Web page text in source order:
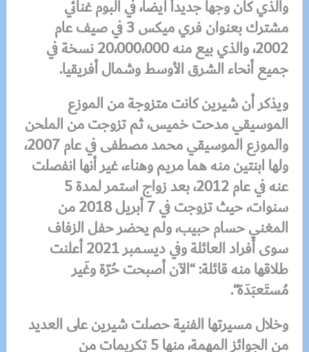
والذي كان وجها جديداً أيضا، في ألبوم غنائي
مشترك بعنوان فري ميكس 3 في صيف عام
2002، والذي بيع منه 20،000،000 نسخة في
جميع أنحاء الشرق الأوسط وشمال أفريقيا.
ويذكر أن شيرين كانت متزوجة من الموزع
الموسيقي مدحت خميس، ثم تزوجت من الملحن
والموزع الموسيقي محمد مصطفى في عام 2007،
ولها ابنتين منه هما مريم وهناء، غير أنها انفصلت
عنه في عام 2012، بعد زواج استمر لمدة 5
سنوات، حيث تزوجت في 7 أبريل 2018 من
المغني حسام حبيب، ولم يحضر حفل الزفاف
سوى أفراد العائلة وفي ديسمبر 2021 أعلنت
طلاقها منه قائلة: “الآن أصبحت حُرّة وغَير
مُستَعبَدَة“.
وخلال مسيرتها الفنية حصلت شيرين على العديد
من الجوائز المهمة، منها 5 تكريمات من